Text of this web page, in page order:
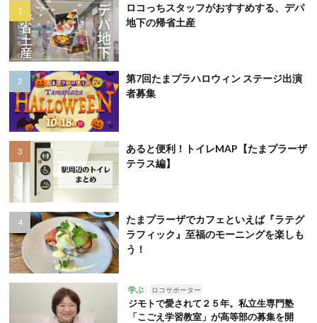
ロコっちスタッフがおすすめする、デパ
地下の帰省土産
第7回たまプラハロウィン ステージ出演
者募集
あると便利！トイレMAP【たまプラーザ
テラス編】
たまプラーザでカフェといえば『ラテグ
ラフィック』至福のモーニングを楽しも
う！
学ぶ ロコサポーター
ジモトで愛されて２５年。私立生専門塾
「こごえ学習教室」が高等部の募集を開